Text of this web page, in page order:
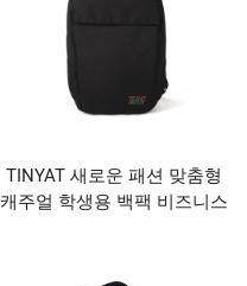
TINYAT 새로운 패션 맞춤형
캐주얼 학생용 백팩 비즈니스